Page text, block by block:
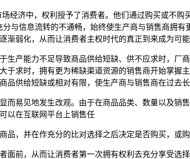
经济中，权利授予了消费者。他们通过购买或不
与信息流转的不通畅，始终使生产商与销售商拥
弱化，从而让消费者主权时代的真正到来成为可能
生产能力不足导致商品供给短缺、供不应求时，厂
于求时，拥有更为稀缺渠道资源的销售商开始掌
供给短缺或相对有限，使生产商与销售商在过去
而易见地发生改观。由于在商品品类、数量以及销
以在互联网平台上销售任
，并在作充分的比对选择之后决定是否购买，或购
前，从而让消费者第一次拥有权利去充分享受选